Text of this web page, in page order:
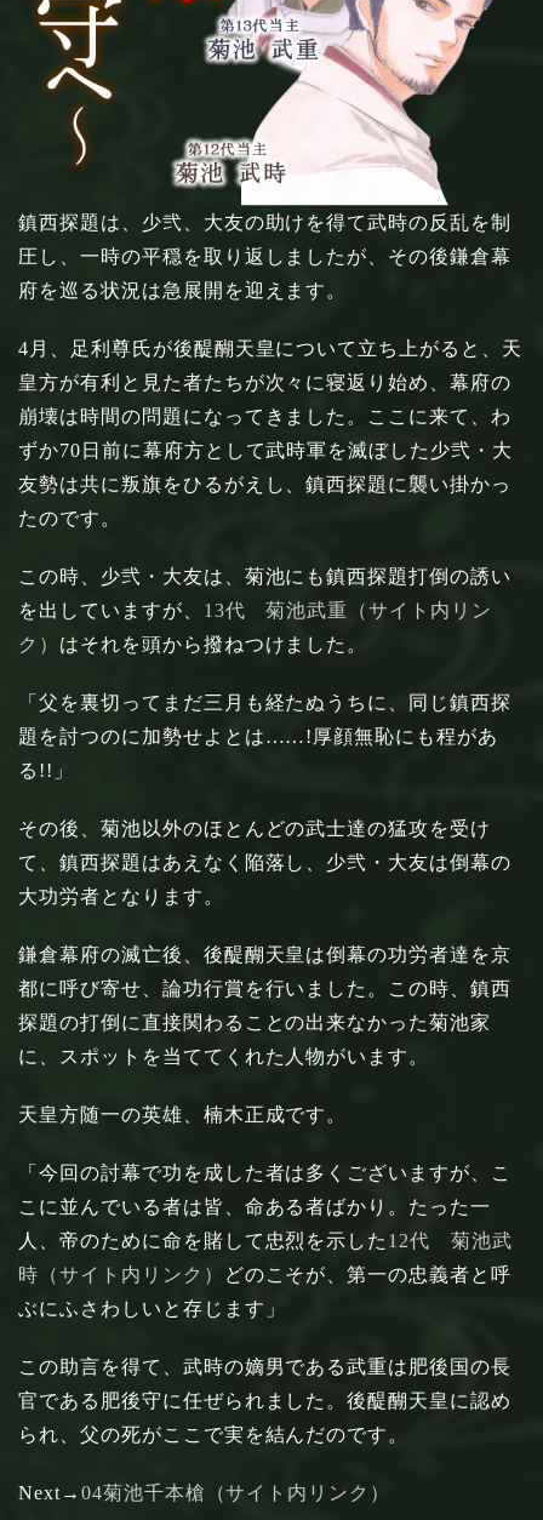
鎮西探題は、少弐、大友の助けを得て武時の反乱を制
圧し、一時の平穏を取り返しましたが、その後鎌倉幕
府を巡る状況は急展開を迎えます。
4月、足利尊氏が後醍醐天皇について立ち上がると、天
皇方が有利と見た者たちが次々に寝返り始め、幕府の
崩壊は時間の問題になってきました。ここに来て、わ
ずか70日前に幕府方として武時軍を滅ぼした少弐・大
友勢は共に叛旗をひるがえし、鎮西探題に襲い掛かっ
たのです。
この時、少弐・大友は、菊池にも鎮西探題打倒の誘い
を出していますが、 13代 菊池武重（サイト内リン
ク） はそれを頭から撥ねつけました。
「父を裏切ってまだ三月も経たぬうちに、同じ鎮西探
題を討つのに加勢せよとは……!厚顔無恥にも程があ
る!!」
その後、菊池以外のほとんどの武士達の猛攻を受け
て、鎮西探題はあえなく陥落し、少弐・大友は倒幕の
大功労者となります。
鎌倉幕府の滅亡後、後醍醐天皇は倒幕の功労者達を京
都に呼び寄せ、論功行賞を行いました。この時、鎮西
探題の打倒に直接関わることの出来なかった菊池家
に、スポットを当ててくれた人物がいます。
天皇方随一の英雄、楠木正成です。
「今回の討幕で功を成した者は多くございますが、こ
こに並んでいる者は皆、命ある者ばかり。たった一
人、帝のために命を賭して忠烈を示した 12代 菊池武
時（サイト内リンク）
どのこそが、第一の忠義者と呼
ぶにふさわしいと存じます」
この助言を得て、武時の嫡男である武重は肥後国の長
官である肥後守に任ぜられました。後醍醐天皇に認め
られ、父の死がここで実を結んだのです。
Next→ 04菊池千本槍（サイト内リンク）